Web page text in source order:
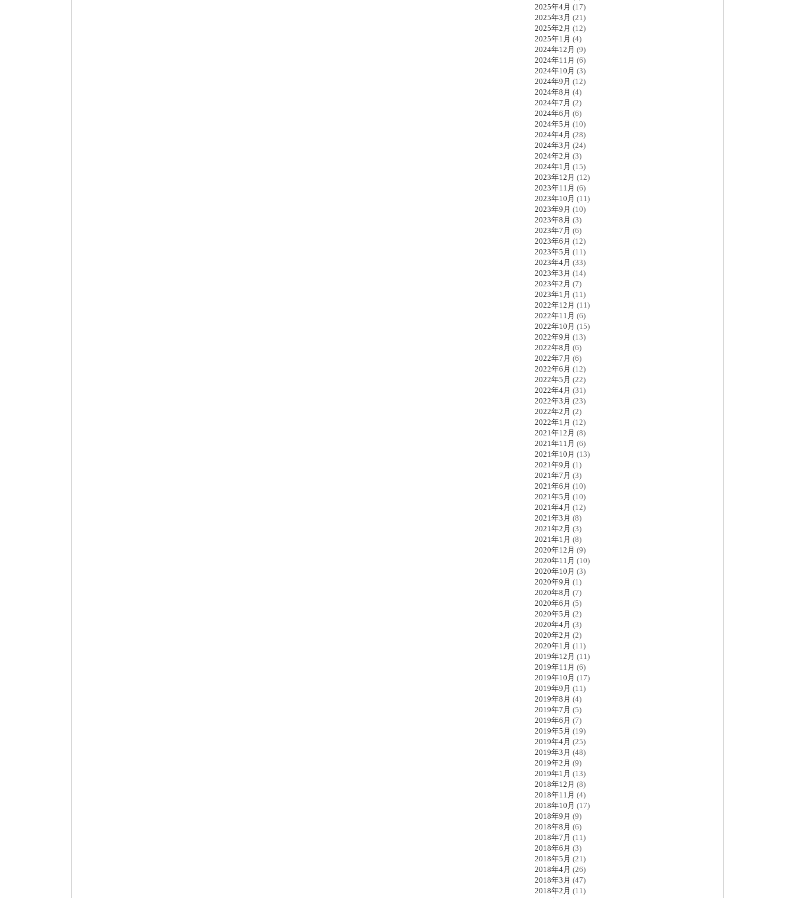
2025年4月 (17)
2025年3月 (21)
2025年2月 (12)
2025年1月 (4)
2024年12月 (9)
2024年11月 (6)
2024年10月 (3)
2024年9月 (12)
2024年8月 (4)
2024年7月 (2)
2024年6月 (6)
2024年5月 (10)
2024年4月 (28)
2024年3月 (24)
2024年2月 (3)
2024年1月 (15)
2023年12月 (12)
2023年11月 (6)
2023年10月 (11)
2023年9月 (10)
2023年8月 (3)
2023年7月 (6)
2023年6月 (12)
2023年5月 (11)
2023年4月 (33)
2023年3月 (14)
2023年2月 (7)
2023年1月 (11)
2022年12月 (11)
2022年11月 (6)
2022年10月 (15)
2022年9月 (13)
2022年8月 (6)
2022年7月 (6)
2022年6月 (12)
2022年5月 (22)
2022年4月 (31)
2022年3月 (23)
2022年2月 (2)
2022年1月 (12)
2021年12月 (8)
2021年11月 (6)
2021年10月 (13)
2021年9月 (1)
2021年7月 (3)
2021年6月 (10)
2021年5月 (10)
2021年4月 (12)
2021年3月 (8)
2021年2月 (3)
2021年1月 (8)
2020年12月 (9)
2020年11月 (10)
2020年10月 (3)
2020年9月 (1)
2020年8月 (7)
2020年6月 (5)
2020年5月 (2)
2020年4月 (3)
2020年2月 (2)
2020年1月 (11)
2019年12月 (11)
2019年11月 (6)
2019年10月 (17)
2019年9月 (11)
2019年8月 (4)
2019年7月 (5)
2019年6月 (7)
2019年5月 (19)
2019年4月 (25)
2019年3月 (48)
2019年2月 (9)
2019年1月 (13)
2018年12月 (8)
2018年11月 (4)
2018年10月 (17)
2018年9月 (9)
2018年8月 (6)
2018年7月 (11)
2018年6月 (3)
2018年5月 (21)
2018年4月 (26)
2018年3月 (47)
2018年2月 (11)